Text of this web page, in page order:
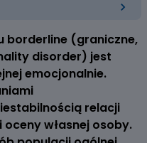
borderline (graniczne,
disorder) jest
emocjonalnie.
relacji
własnej osoby.